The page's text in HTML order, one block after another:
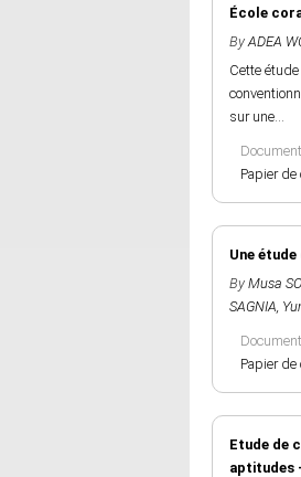
École
By ADEA
Cette
sur une...
Papier de
Une
By Musa
SAGNIA,
Papier de
Etude de
aptitudes